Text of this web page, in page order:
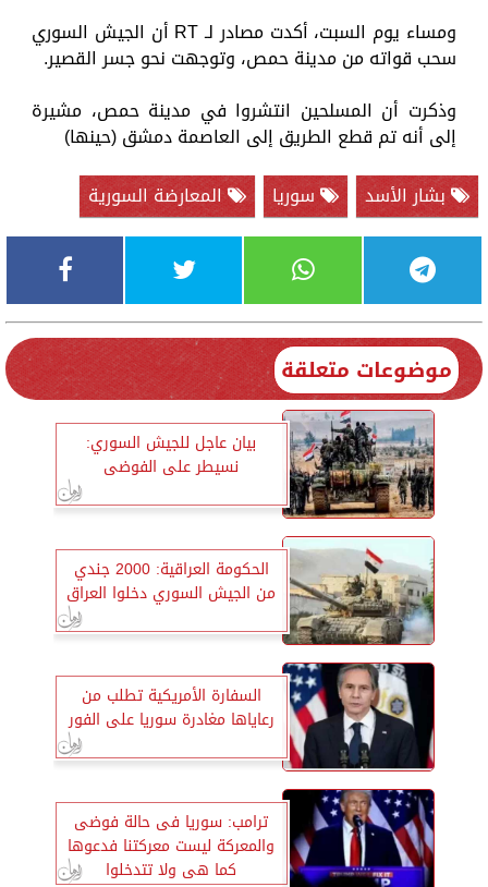
ومساء يوم السبت، أكدت مصادر لـ RT أن الجيش السوري
سحب قواته من مدينة حمص، وتوجهت نحو جسر القصير.
وذكرت أن المسلحين انتشروا في مدينة حمص، مشيرة
إلى أنه تم قطع الطريق إلى العاصمة دمشق (حينها)
بشار الأسد
سوريا المعارضة السورية
موضوعات متعلقة
بيان عاجل للجيش السوري:
نسيطر على الفوضى
الحكومة العراقية: 2000 جندي
من الجيش السوري دخلوا العراق
السفارة الأمريكية تطلب من
رعاياها مغادرة سوريا على الفور
ترامب: سوريا فى حالة فوضى
والمعركة ليست معركتنا فدعوها
كما هى ولا تتدخلوا